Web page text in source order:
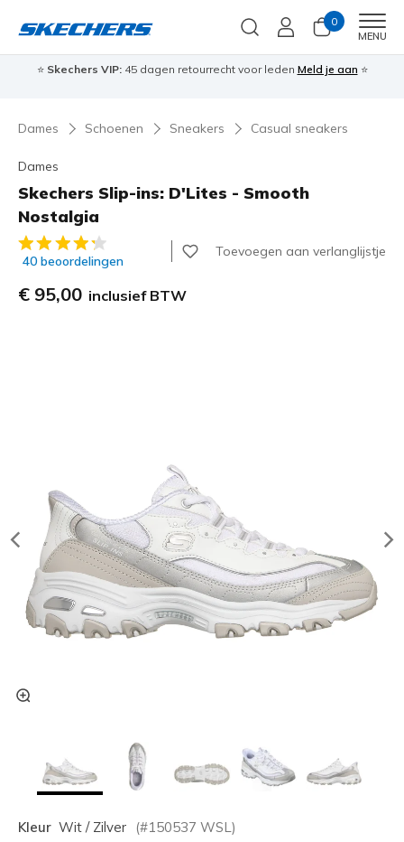
0
MENU
⭐ Skechers VIP:45 dagen retourrecht voor leden Meld je aan ⭐
Dames Schoenen Sneakers Casual sneakers
Dames
Skechers Slip-ins: D'Lites - Smooth
Nostalgia
5 van de 5 klantbeoordelingen
40 beoordelingen
Toevoegen aan verlanglijstje
€ 95,00 inclusief BTW
Kleur Wit / Zilver (#150537 WSL )